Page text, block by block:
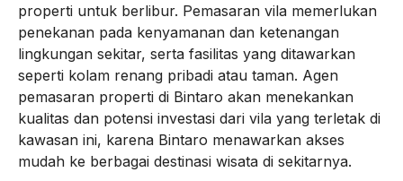
properti untuk berlibur. Pemasaran vila memerlukan
penekanan pada kenyamanan dan ketenangan
lingkungan sekitar, serta fasilitas yang ditawarkan
seperti kolam renang pribadi atau taman. Agen
pemasaran properti di Bintaro akan menekankan
kualitas dan potensi investasi dari vila yang terletak di
kawasan ini, karena Bintaro menawarkan akses
mudah ke berbagai destinasi wisata di sekitarnya.